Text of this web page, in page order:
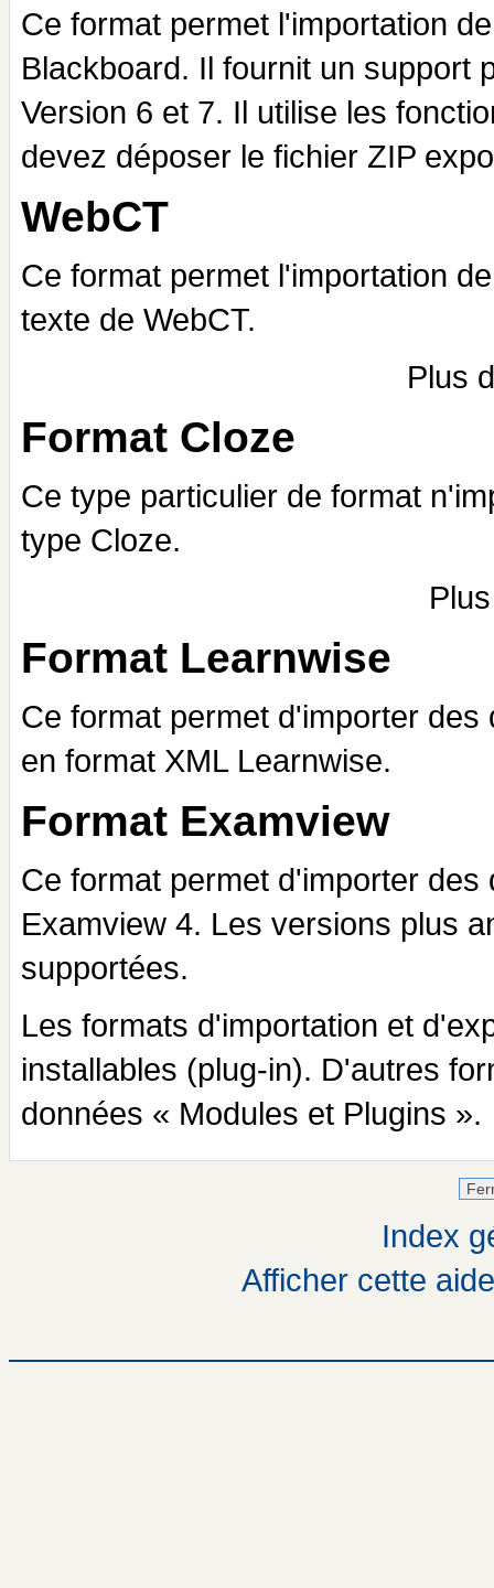
Ce format permet l'importation
Blackboard. Il fournit un support
Version 6 et 7. Il utilise les
devez déposer le fichier ZIP
WebCT
Ce format permet l'importation
texte de WebCT.
Plus
Format Cloze
Ce type particulier de format
type Cloze.
Format Learnwise
Ce format permet d'importer
en format XML Learnwise.
Format Examview
Ce format permet d'importer
Examview 4. Les versions plus
supportées.
Les formats d'importation et
installables (plug-in). D'autres
données « Modules et Plugins ».
Index
Afficher cette